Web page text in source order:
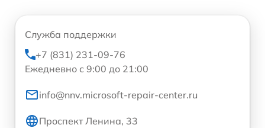
Служба поддержки
+7 (831) 231-09-76
Ежедневно с 9:00 до 21:00
info@nnv.microsoft-repair-center.ru
Проспект Ленина, 33